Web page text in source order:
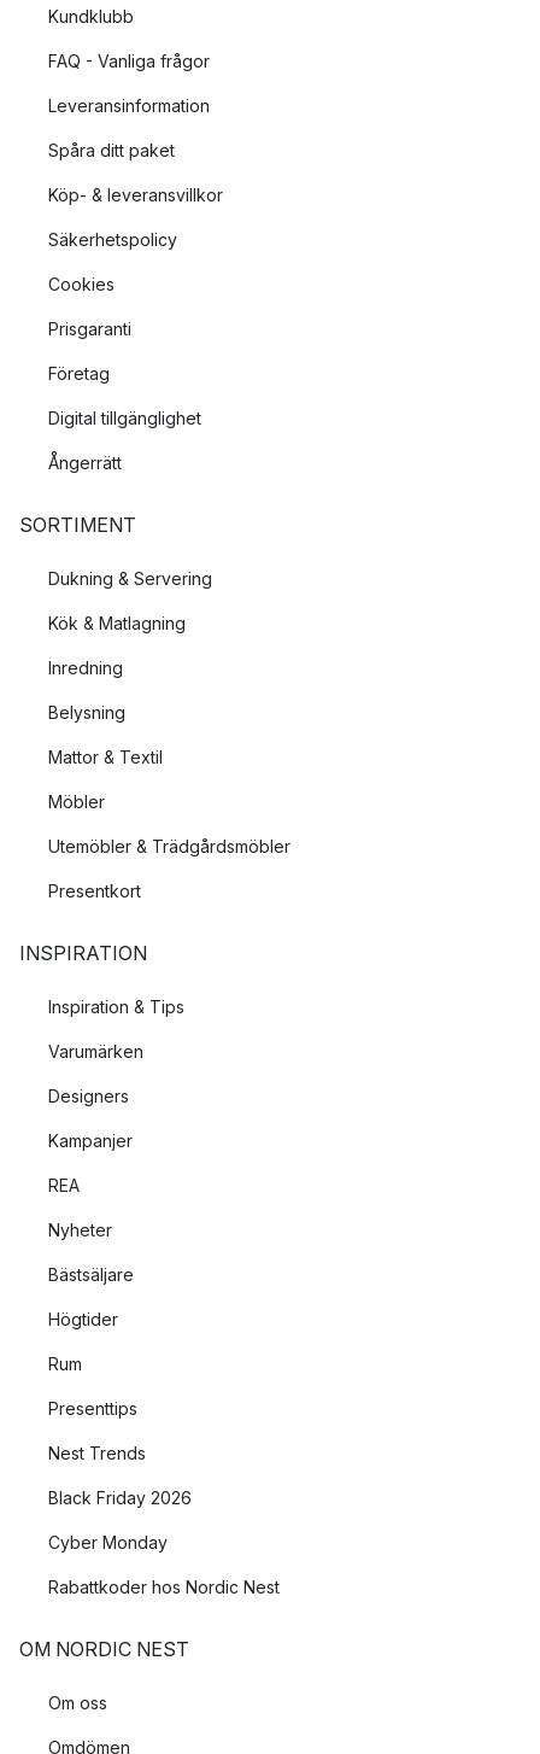
Kundklubb
FAQ - Vanliga frågor
Leveransinformation
Spåra ditt paket
Köp- & leveransvillkor
Säkerhetspolicy
Cookies
Prisgaranti
Företag
Digital tillgänglighet
Ångerrätt
SORTIMENT
Dukning & Servering
Kök & Matlagning
Inredning
Belysning
Mattor & Textil
Möbler
Utemöbler & Trädgårdsmöbler
Presentkort
INSPIRATION
Inspiration & Tips
Varumärken
Designers
Kampanjer
REA
Nyheter
Bästsäljare
Högtider
Rum
Presenttips
Nest Trends
Black Friday 2026
Cyber Monday
Rabattkoder hos Nordic Nest
OM NORDIC NEST
Om oss
Omdömen